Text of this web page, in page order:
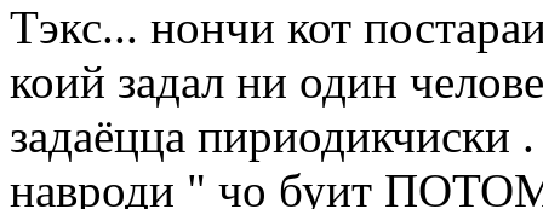
Тэкс... нончи кот
коий задал ни один
задаёцца
навроди " чо буит